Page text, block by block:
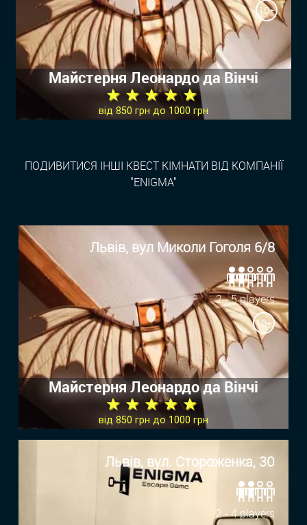
10+
Майстерня Леонардо да Вінчі
★ ★ ★ ★ ★
від 850 грн до 1000 грн
ПОДИВИТИСЯ ІНШІ КВЕСТ КІМНАТИ ВІД КОМПАНІЇ
"ENIGMA"
Львів, вул Миколи Гоголя 6/8
2 - 5 players
10+
Майстерня Леонардо да Вінчі
★ ★ ★ ★ ★
від 850 грн до 1000 грн
Львів, вул. Стороженка, 30
2 - 4 players